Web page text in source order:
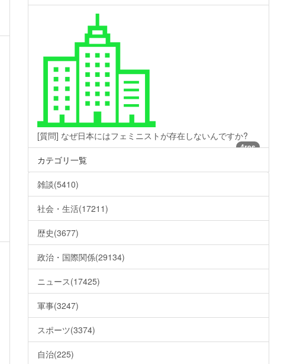
[質問] なぜ日本にはフェミニストが存在しないんですか?
4res
カテゴリ一覧
雑談(5410)
社会・生活(17211)
歴史(3677)
政治・国際関係(29134)
ニュース(17425)
軍事(3247)
スポーツ(3374)
自治(225)